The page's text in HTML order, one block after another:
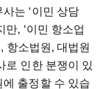
는 ‘이민 상담
만, ‘이민 항소업
항소법원, 대법원
로 인한 분쟁이 있
출정할 수 있습